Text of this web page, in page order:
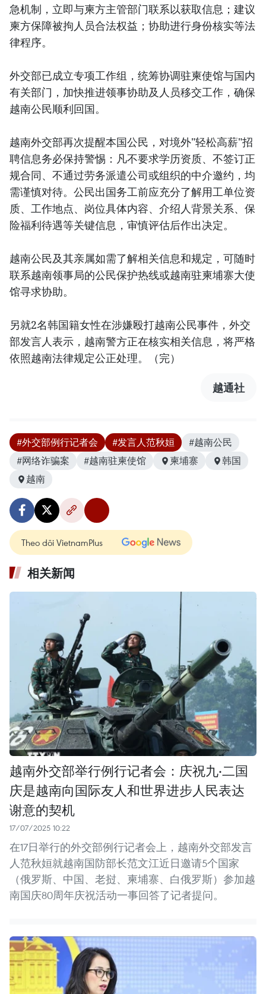
急机制，立即与柬方主管部门联系以获取信息；建议
柬方保障被拘人员合法权益；协助进行身份核实等法
律程序。
外交部已成立专项工作组，统筹协调驻柬使馆与国内
有关部门，加快推进领事协助及人员移交工作，确保
越南公民顺利回国。
越南外交部再次提醒本国公民，对境外"轻松高薪"招
聘信息务必保持警惕：凡不要求学历资质、不签订正
规合同、不通过劳务派遣公司或组织的中介邀约，均
需谨慎对待。公民出国务工前应充分了解用工单位资
质、工作地点、岗位具体内容、介绍人背景关系、保
险福利待遇等关键信息，审慎评估后作出决定。
越南公民及其亲属如需了解相关信息和规定，可随时
联系越南领事局的公民保护热线或越南驻柬埔寨大使
馆寻求协助。
另就2名韩国籍女性在涉嫌殴打越南公民事件，外交
部发言人表示，越南警方正在核实相关信息，将严格
依照越南法律规定公正处理。（完）
越通社
#外交部例行记者会 #发言人范秋姮
#越南公民
#网络诈骗案
#越南驻柬使馆 柬埔寨
韩国
越南
Theo dõi VietnamPlus
相关新闻
越南外交部举行例行记者会：庆祝九·二国
庆是越南向国际友人和世界进步人民表达
谢意的契机
17/07/2025 10:22
在17日举行的外交部例行记者会上，越南外交部发言
人范秋姮就越南国防部长范文江近日邀请5个国家
（俄罗斯、中国、老挝、柬埔寨、白俄罗斯）参加越
南国庆80周年庆祝活动一事回答了记者提问。